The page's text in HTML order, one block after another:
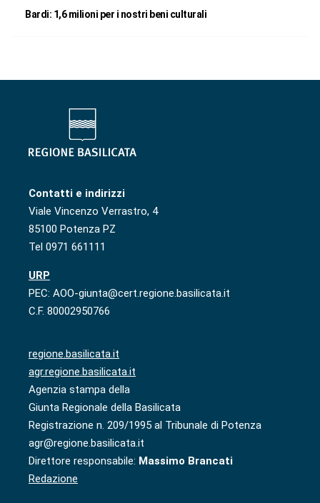
Bardi: 1,6 milioni per i nostri beni culturali
Contatti e indirizzi
Viale Vincenzo Verrastro, 4
85100 Potenza PZ
Tel 0971 661111
URP
PEC: AOO-giunta@cert.regione.basilicata.it
C.F. 80002950766
regione.basilicata.it
agr.regione.basilicata.it
Agenzia stampa della
Giunta Regionale della Basilicata
Registrazione n. 209/1995 al Tribunale di Potenza
agr@regione.basilicata.it
Direttore responsabile: Massimo Brancati
Redazione